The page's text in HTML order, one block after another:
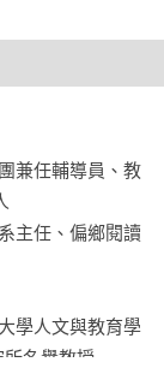
子有很多天馬
、觀察昆蟲……
個工作面向，
過什麼樣的人
所成就，甚至
學家的世界：
疫苗開發者、聲
入太空，保護
兼任輔導員、教
主任、偏鄉閱讀
學人文與教育學
名譽教授